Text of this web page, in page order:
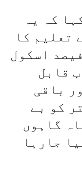
کہ یہ
تعلیم کا
اسکول
قابل
باقی
کو بے
گاہوں
جارہا